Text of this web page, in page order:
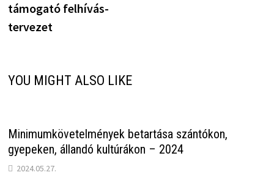
támogató felhívás-
tervezet
YOU MIGHT ALSO LIKE
Minimumkövetelmények betartása szántókon,
gyepeken, állandó kultúrákon – 2024
2024.05.27.